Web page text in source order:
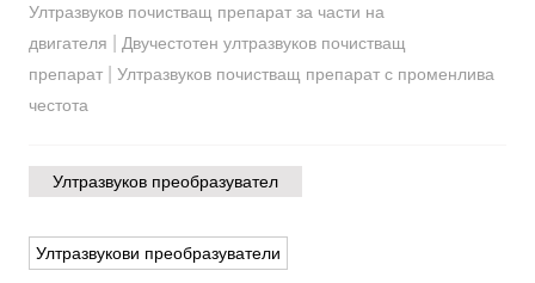
Ултразвуков почистващ препарат за части на
двигателя
Двучестотен ултразвуков почистващ
препарат| Ултразвуков почистващ препарат с променлива
честота
Ултразвуков преобразувател
Ултразвукови преобразуватели